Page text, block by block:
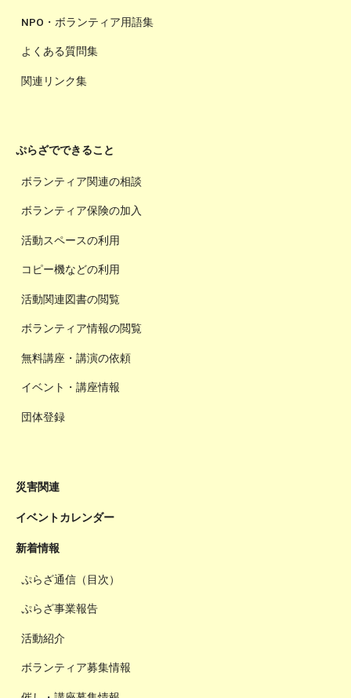
NPO・ボランティア用語集
よくある質問集
関連リンク集
ぷらざでできること
ボランティア関連の相談
ボランティア保険の加入
活動スペースの利用
コピー機などの利用
活動関連図書の閲覧
ボランティア情報の閲覧
無料講座・講演の依頼
イベント・講座情報
団体登録
災害関連
イベントカレンダー
新着情報
ぷらざ通信（目次）
ぷらざ事業報告
活動紹介
ボランティア募集情報